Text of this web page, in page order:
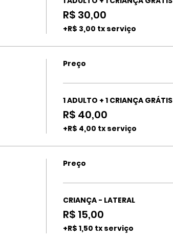
R$ 30,00
+R$ 3,00 tx serviço
Preço
1 ADULTO + 1 CRIANÇA GRÁTIS
R$ 40,00
+R$ 4,00 tx serviço
Preço
CRIANÇA - LATERAL
R$ 15,00
+R$ 1,50 tx serviço